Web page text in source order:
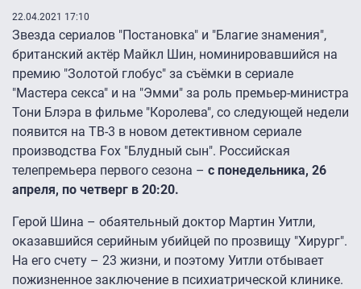
22.04.2021 17:10
Звезда сериалов "Постановка" и "Благие знамения",
британский актёр Майкл Шин, номинировавшийся на
премию "Золотой глобус" за съёмки в сериале
"Мастера секса" и на "Эмми" за роль премьер-министра
Тони Блэра в фильме "Королева", со следующей недели
появится на ТВ-3 в новом детективном сериале
производства Fox "Блудный сын". Российская
телепремьера первого сезона – с понедельника, 26
апреля, по четверг в 20:20.
Герой Шина – обаятельный доктор Мартин Уитли,
оказавшийся серийным убийцей по прозвищу "Хирург".
На его счету – 23 жизни, и поэтому Уитли отбывает
пожизненное заключение в психиатрической клинике.